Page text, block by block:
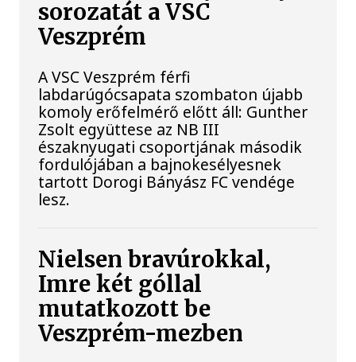
sorozatát a VSC
Veszprém
A VSC Veszprém férfi
labdarúgócsapata szombaton újabb
komoly erőfelmérő előtt áll: Gunther
Zsolt együttese az NB III
északnyugati csoportjának második
fordulójában a bajnokesélyesnek
tartott Dorogi Bányász FC vendége
lesz.
Nielsen bravúrokkal,
Imre két góllal
mutatkozott be
Veszprém-mezben